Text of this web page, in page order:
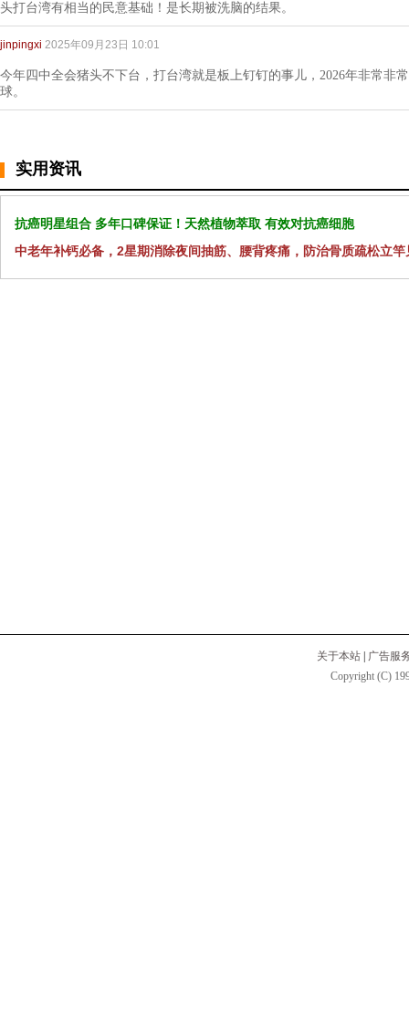
头打台湾有相当的民意基础！是长期被洗脑的结果。
jinpingxi 2025年09月23日 10:01
今年四中全会猪头不下台，打台湾就是板上钉钉的事儿，2026年非常非
球。
实用资讯
抗癌明星组合 多年口碑保证！天然植物萃取 有效对抗癌细胞
中老年补钙必备，2星期消除夜间抽筋、腰背疼痛，防治骨质疏松立竿
关于本站
广告服
Copyright (C)